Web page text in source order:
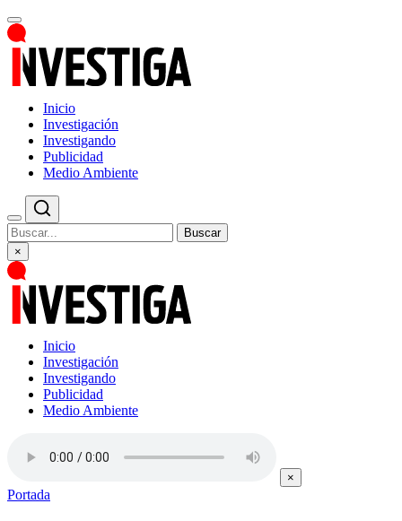
Inicio
Investigación
Investigando
Publicidad
Medio Ambiente
Buscar
×
Inicio
Investigación
Investigando
Publicidad
Medio Ambiente
×
Portada